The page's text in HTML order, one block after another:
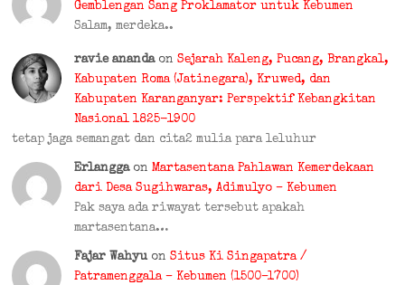
Gemblengan Sang Proklamator untuk Kebumen
Salam, merdeka..
ravie ananda on Sejarah Kaleng, Pucang, Brangkal,
Kabupaten Roma (Jatinegara), Kruwed, dan
Kabupaten Karanganyar: Perspektif Kebangkitan
Nasional 1825-1900
tetap jaga semangat dan cita2 mulia para leluhur
Erlangga on Martasentana Pahlawan Kemerdekaan
dari Desa Sugihwaras, Adimulyo – Kebumen
Pak saya ada riwayat tersebut apakah
martasentana…
Fajar Wahyu on Situs Ki Singapatra /
Patramenggala – Kebumen (1500–1700)